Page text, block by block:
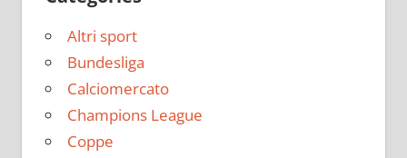
Altri sport
Bundesliga
Calciomercato
Champions League
Coppe